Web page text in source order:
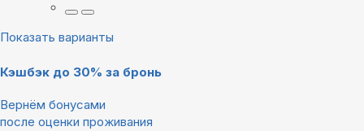
Показать варианты
Кэшбэк до 30% за бронь
Вернём бонусами
после оценки проживания